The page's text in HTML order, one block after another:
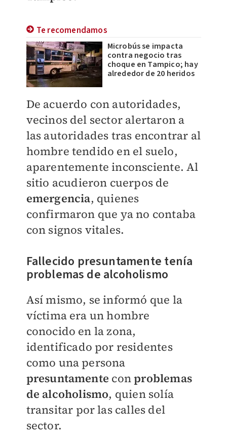
Te recomendamos
Microbús se impacta
contra negocio tras
choque en Tampico; hay
alrededor de 20 heridos
De acuerdo con autoridades,
vecinos del sector alertaron a
las autoridades tras encontrar al
hombre tendido en el suelo,
aparentemente inconsciente. Al
sitio acudieron cuerpos de
emergencia, quienes
confirmaron que ya no contaba
con signos vitales.
Fallecido presuntamente tenía
problemas de alcoholismo
Así mismo, se informó que la
víctima era un hombre
conocido en la zona,
identificado por residentes
como una persona
presuntamente conproblemas
de alcoholismo, quien solía
transitar por las calles del
sector.